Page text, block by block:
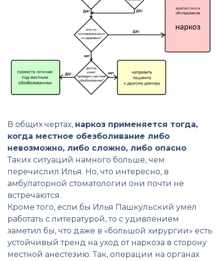
В общих чертах, наркоз применяется тогда,
когда местное обезболивание либо
невозможно, либо сложно, либо опасно.
Таких ситуаций намного больше, чем
перечислил Илья. Но, что интересно, в
амбулаторной стоматологии они почти не
встречаются.
Кроме того, если бы Илья Пашкульский умел
работать с литературой, то с удивлением
заметил бы, что даже в «большой хирургии» есть
устойчивый тренд на уход от наркоза в сторону
местной анестезию. Так, операции на органах